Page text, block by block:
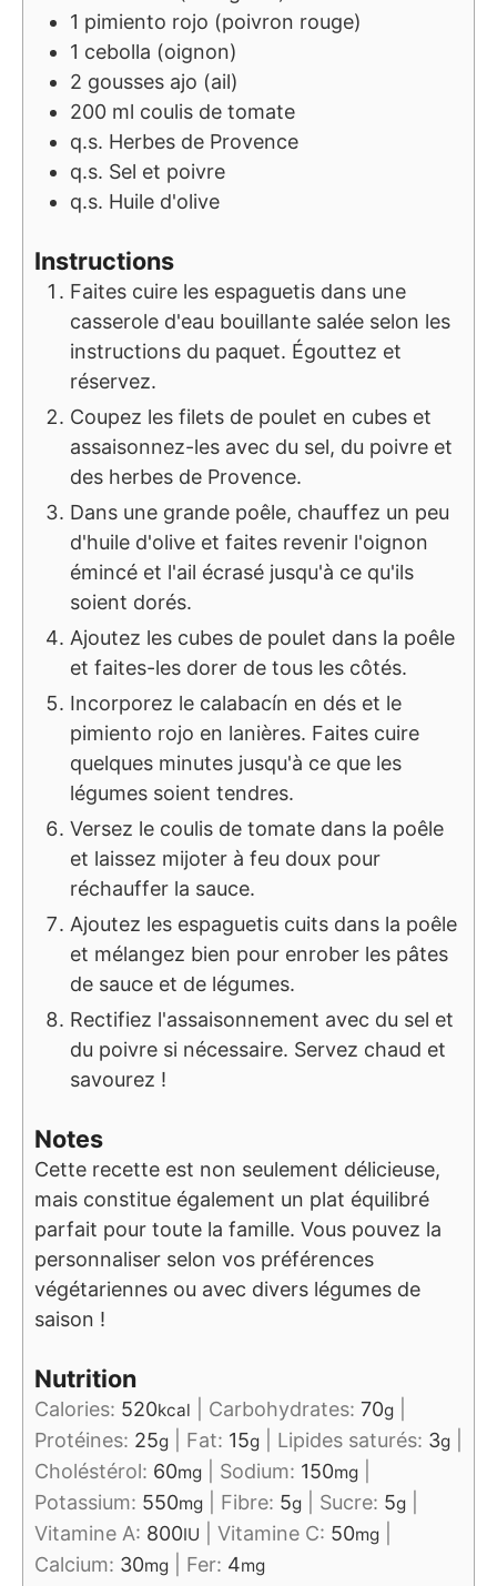
1 pimiento rojo (poivron rouge)
1 cebolla (oignon)
2 gousses ajo (ail)
200 ml coulis de tomate
q.s. Herbes de Provence
q.s. Sel et poivre
q.s. Huile d'olive
Instructions
Faites cuire les espaguetis dans une
casserole d'eau bouillante salée selon les
instructions du paquet. Égouttez et
réservez.
Coupez les filets de poulet en cubes et
assaisonnez-les avec du sel, du poivre et
des herbes de Provence.
Dans une grande poêle, chauffez un peu
d'huile d'olive et faites revenir l'oignon
émincé et l'ail écrasé jusqu'à ce qu'ils
soient dorés.
Ajoutez les cubes de poulet dans la poêle
et faites-les dorer de tous les côtés.
Incorporez le calabacín en dés et le
pimiento rojo en lanières. Faites cuire
quelques minutes jusqu'à ce que les
légumes soient tendres.
Versez le coulis de tomate dans la poêle
et laissez mijoter à feu doux pour
réchauffer la sauce.
Ajoutez les espaguetis cuits dans la poêle
et mélangez bien pour enrober les pâtes
de sauce et de légumes.
Rectifiez l'assaisonnement avec du sel et
du poivre si nécessaire. Servez chaud et
savourez !
Notes
Cette recette est non seulement délicieuse,
mais constitue également un plat équilibré
parfait pour toute la famille. Vous pouvez la
personnaliser selon vos préférences
végétariennes ou avec divers légumes de
saison !
Nutrition
Calories: 520kcal Carbohydrates: 70g
Protéines: 25g Fat: 15g Lipides saturés: 3g
Choléstérol: 60mg Sodium: 150mg
Potassium: 550mg Fibre: 5g Sucre: 5g
Vitamine A: 800IU Vitamine C: 50mg
Calcium: 30mg Fer: 4mg